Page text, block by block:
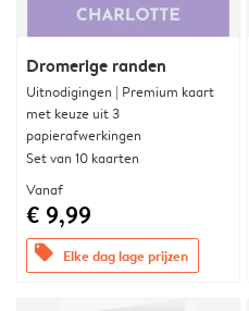
Dromerige randen
Uitnodigingen | Premium kaart
met keuze uit 3
papierafwerkingen
Set van 10 kaarten
Vanaf
€ 9,99
offers Elke dag lage prijzen